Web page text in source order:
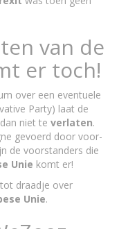
van de
er toch!
over een eventuele
Party) laat de
niet te verlaten.
gevoerd door voor-
de voorstanders die
Unie komt er!
draadje over
Unie.